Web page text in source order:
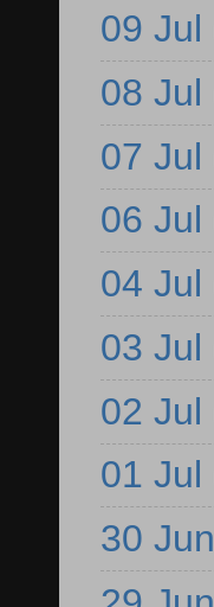
09 Jul
08 Jul
07 Jul
06 Jul
04 Jul
03 Jul
02 Jul
01 Jul
30 Jun